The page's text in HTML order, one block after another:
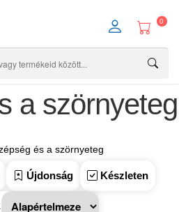
0
a szörnyeteg
és a szörnyeteg
Újdonság Készleten